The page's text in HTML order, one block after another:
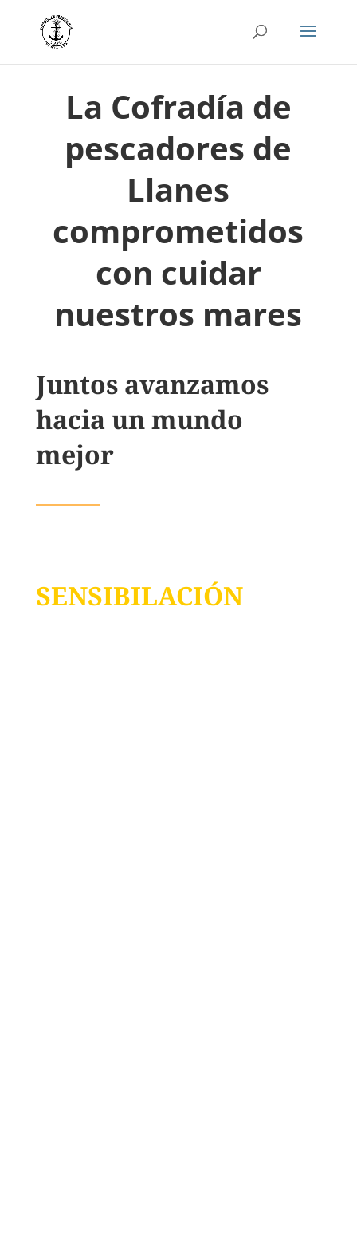
La Cofradía de
pescadores de
Llanes
comprometidos
con cuidar
nuestros mares
Juntos avanzamos
hacia un mundo
mejor
SENSIBILACIÓN